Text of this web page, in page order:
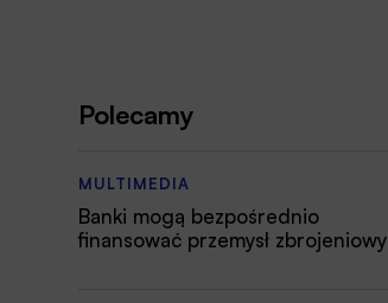
Polecamy
MULTIMEDIA
Banki mogą bezpośrednio
finansować przemysł zbrojeniowy